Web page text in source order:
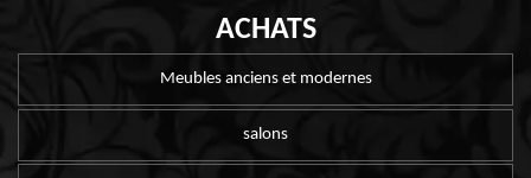
ACHATS
Meubles anciens et modernes
salons